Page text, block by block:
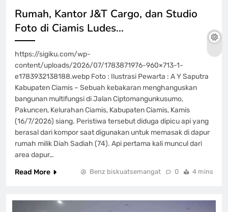
Rumah, Kantor J&T Cargo, dan Studio
Foto di Ciamis Ludes…
https://sigiku.com/wp-
content/uploads/2026/07/1783871976-960×713-1-
e1783932138188.webp Foto : Ilustrasi Pewarta : A Y Saputra
Kabupaten Ciamis – Sebuah kebakaran menghanguskan
bangunan multifungsi di Jalan Ciptomangunkusumo,
Pakuncen, Kelurahan Ciamis, Kabupaten Ciamis, Kamis
(16/7/2026) siang. Peristiwa tersebut diduga dipicu api yang
berasal dari kompor saat digunakan untuk memasak di dapur
rumah milik Diah Sadiah (74). Api pertama kali muncul dari
area dapur…
Read More
Benz biskuatsemangat 0 4 mins